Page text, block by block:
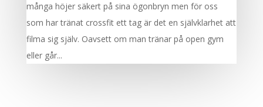
många höjer säkert på sina ögonbryn men för oss
som har tränat crossfit ett tag är det en självklarhet att
filma sig själv. Oavsett om man tränar på open gym
eller går...